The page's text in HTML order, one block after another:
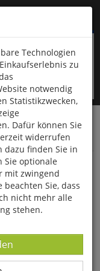
Technologien
zu
notwendig
Statistikzwecken,
Dafür können Sie
widerrufen
dazu finden Sie in
Sie optionale
mit zwingend
Sie, dass
nicht mehr alle
stehen.
-